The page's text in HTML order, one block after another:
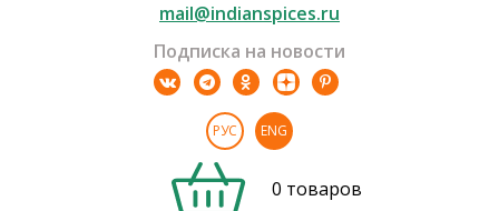
mail@indianspices.ru
Подписка на новости
РУС ENG
0 товаров